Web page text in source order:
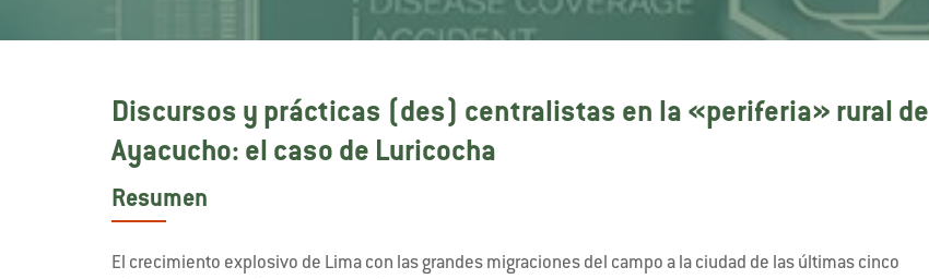
Discursos y prácticas (des) centralistas en la «periferia» rural de
Ayacucho: el caso de Luricocha
Resumen
El crecimiento explosivo de Lima con las grandes migraciones del campo a la ciudad de las últimas cinco